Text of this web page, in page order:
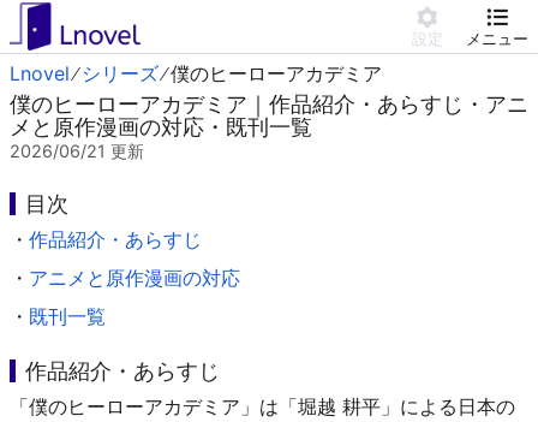
設定 メニュー
Lnovel シリーズ 僕のヒーローアカデミア
僕のヒーローアカデミア｜作品紹介・あらすじ・アニ
メと原作漫画の対応・既刊一覧
2026/06/21 更新
目次
・ 作品紹介・あらすじ
・ アニメと原作漫画の対応
・ 既刊一覧
作品紹介・あらすじ
「僕のヒーローアカデミア」は「堀越 耕平」による日本の